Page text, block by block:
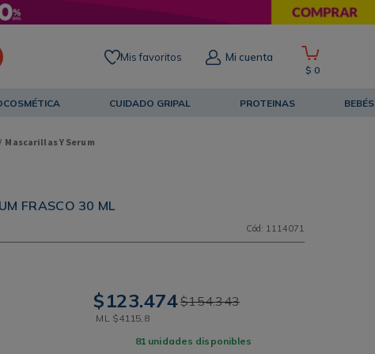
Mis favoritos Mi cuenta
$ 0
CUIDADO GRIPAL PROTEINAS BEBÉS
Mascarillas Y Serum
FRASCO 30 ML
Cód : 1114071
$123.474$154.343
ML $4115 8
81 unidades disponibles